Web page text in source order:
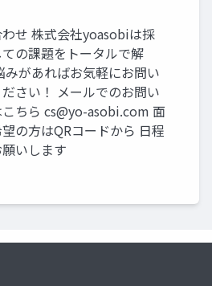
せ 株式会社yoasobiは採
の課題をトータルで解
みがあればお気軽にお問い
さい！ メールでのお問い
ちら cs@yo-asobi.com 面
の方はQRコードから 日程
いします